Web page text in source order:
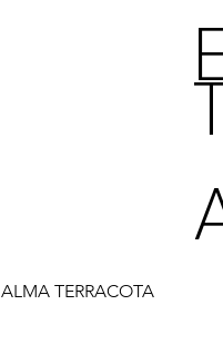
ALMA TERRACOTA